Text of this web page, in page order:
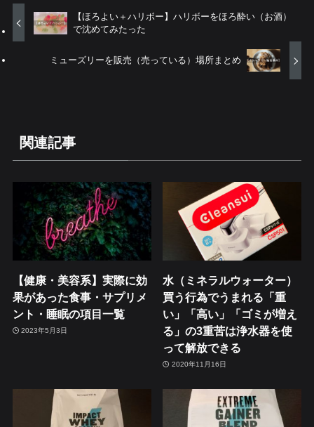
【ほろよい＋ハリボー】ハリボーをほろ酔い（お酒）
で沈めてみたった
ミューズリーを販売（売っている）場所まとめ
関連記事
【健康・美容系】実際に効
果があった食事・サプリメ
ント・睡眠の項目一覧
2023年5月3日
水（ミネラルウォーター）
買う行為でうまれる「重
い」「高い」「ゴミが増え
る」の3重苦は浄水器を使
って解放できる
2020年11月16日